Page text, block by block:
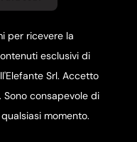
per ricevere la
esclusivi di
Srl. Accetto
. Sono consapevole di
momento.